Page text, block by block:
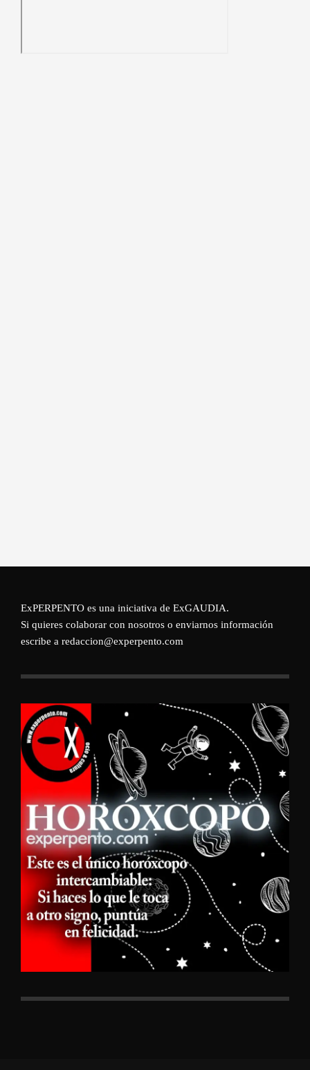
ExPERPENTO es una iniciativa de ExGAUDIA.
Si quieres colaborar con nosotros o enviarnos información
escribe a redaccion@experpento.com